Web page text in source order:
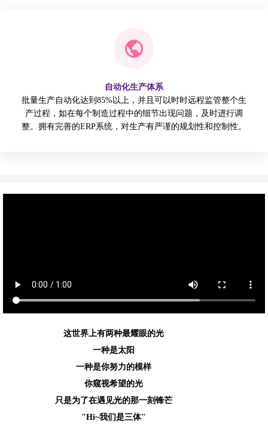
自动化生产体系
批量生产自动化达到85%以上，并且可以时时远程监管整个生
产过程，如在每个制造过程中的细节出现问题，及时进行调
整。拥有完善的ERP系统，对生产有严谨的规划性和控制性。
这世界上有两种最耀眼的光
一种是太阳
一种是你努力的模样
你窥视希望的光
只是为了在遇见光的那一刻锋芒
"Hi~我们是三体"